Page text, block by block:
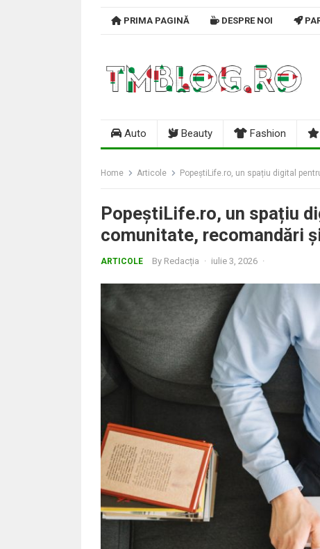
PRIMA PAGINĂ DESPRE NOI
Auto Beauty Fashion
Home Articole PopeștiLife.ro, un spațiu digital
PopeștiLife.ro, un spațiu
comunitate, recomandări
ARTICOLE By Redacția · iulie 3, 2026 ·